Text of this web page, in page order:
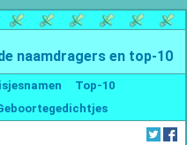
naamdragers en top-10
Top-10